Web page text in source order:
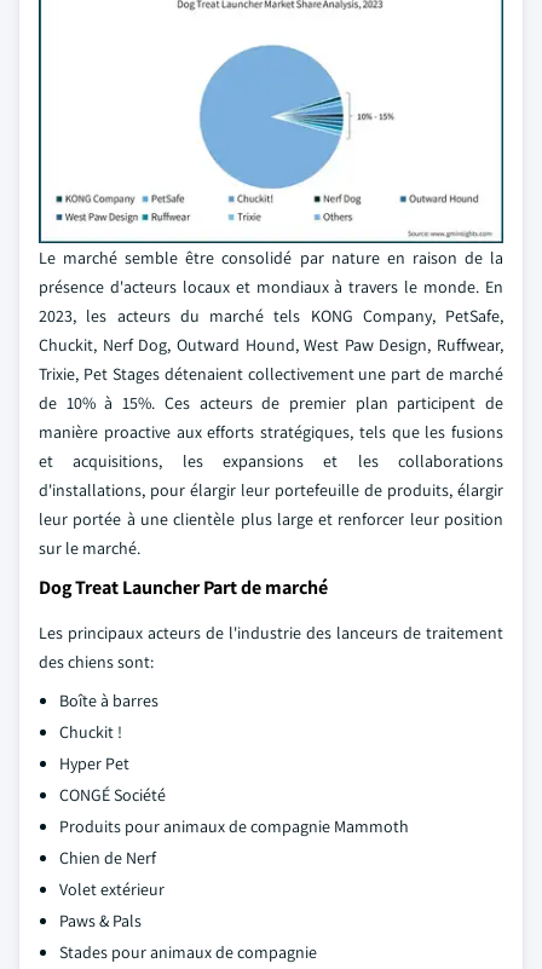
Le marché semble être consolidé par nature en raison de la
présence d'acteurs locaux et mondiaux à travers le monde. En
2023, les acteurs du marché tels KONG Company, PetSafe,
Chuckit, Nerf Dog, Outward Hound, West Paw Design, Ruffwear,
Trixie, Pet Stages détenaient collectivement une part de marché
de 10% à 15%. Ces acteurs de premier plan participent de
manière proactive aux efforts stratégiques, tels que les fusions
et acquisitions, les expansions et les collaborations
d'installations, pour élargir leur portefeuille de produits, élargir
leur portée à une clientèle plus large et renforcer leur position
sur le marché.
Dog Treat Launcher Part de marché
Les principaux acteurs de l'industrie des lanceurs de traitement
des chiens sont:
Boîte à barres
Chuckit !
Hyper Pet
CONGÉ Société
Produits pour animaux de compagnie Mammoth
Chien de Nerf
Volet extérieur
Paws & Pals
Stades pour animaux de compagnie